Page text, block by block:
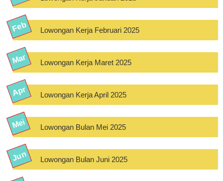
Lowongan Kerja Februari 2025
Lowongan Kerja Maret 2025
Lowongan Kerja April 2025
Lowongan Bulan Mei 2025
Lowongan Bulan Juni 2025